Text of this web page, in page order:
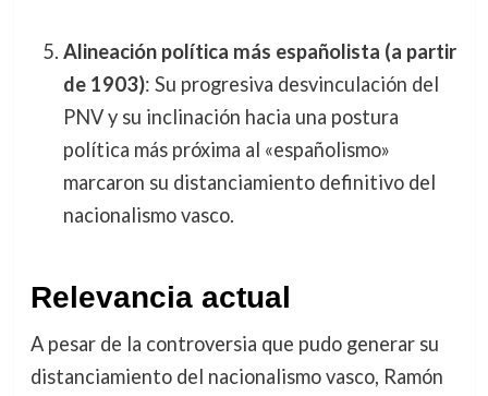
Alineación política más españolista (a partir
de 1903): Su progresiva desvinculación del
PNV y su inclinación hacia una postura
política más próxima al «españolismo»
marcaron su distanciamiento definitivo del
nacionalismo vasco.
Relevancia actual
A pesar de la controversia que pudo generar su
distanciamiento del nacionalismo vasco, Ramón